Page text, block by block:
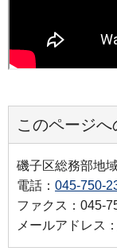
このページ
磯子区総務部地
電話： 045-750-
ファクス：045-
メールアドレス：